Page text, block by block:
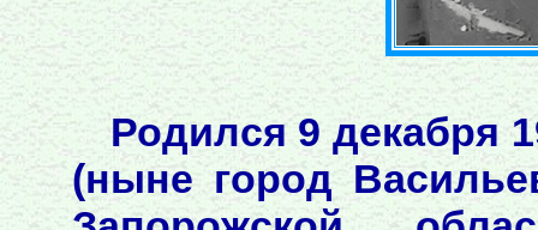
Родился 9 декабря
(ныне город